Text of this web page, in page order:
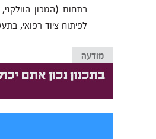
בתחום (המכון
לפיתוח ציוד רפואי,
מודעה